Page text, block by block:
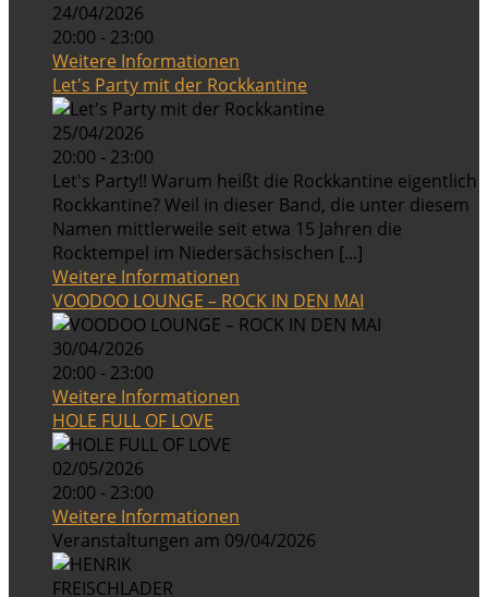
24/04/2026
20:00 - 23:00
Weitere Informationen
Let's Party mit der Rockkantine
25/04/2026
20:00 - 23:00
Let's Party!! Warum heißt die Rockkantine eigentlich
Rockkantine? Weil in dieser Band, die unter diesem
Namen mittlerweile seit etwa 15 Jahren die
Rocktempel im Niedersächsischen [...]
Weitere Informationen
VOODOO LOUNGE – ROCK IN DEN MAI
30/04/2026
20:00 - 23:00
Weitere Informationen
HOLE FULL OF LOVE
02/05/2026
20:00 - 23:00
Weitere Informationen
Veranstaltungen am 09/04/2026